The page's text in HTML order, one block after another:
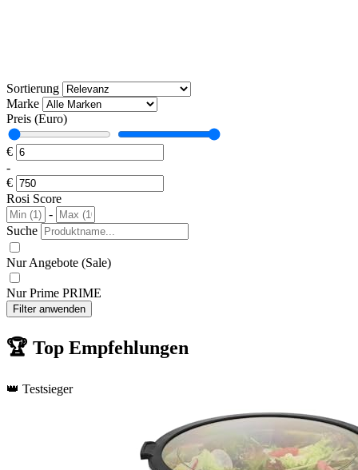
Sortierung
Marke
Preis (Euro)
€
-
€
Rosi Score
-
Suche
Nur Angebote (Sale)
Nur Prime PRIME
Filter anwenden
🏆 Top Empfehlungen
👑 Testsieger